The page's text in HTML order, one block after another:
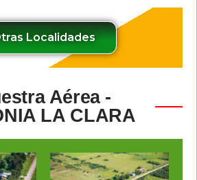
Localidades
Aérea -
LA CLARA